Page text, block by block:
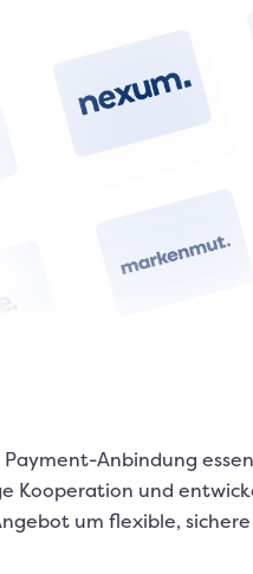
Anbindung
Kooperation und
um flexible,